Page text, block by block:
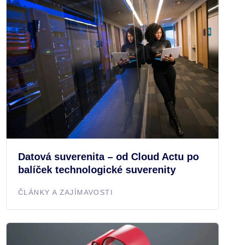
Datová suverenita – od Cloud Actu po
balíček technologické suverenity
ČLÁNKY A ZAJÍMAVOSTI